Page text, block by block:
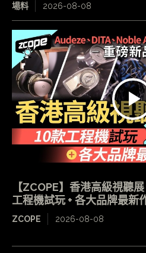
場料 2026-08-08
【ZCOPE】香港高級視聽
工程機試玩 + 各大品牌最新
ZCOPE 2026-08-08